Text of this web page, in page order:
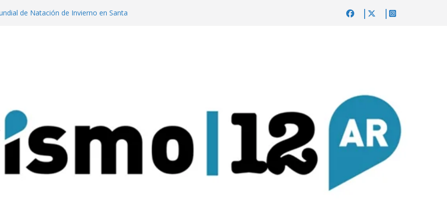
de Natación de Invierno en Santa